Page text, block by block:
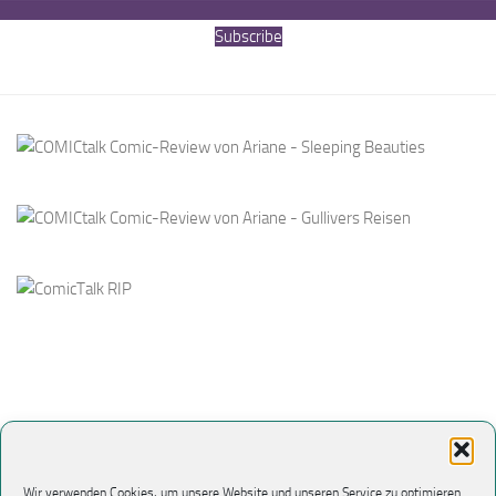
Wir verwenden Cookies, um unsere Website und unseren Service zu optimieren.
Subscribe